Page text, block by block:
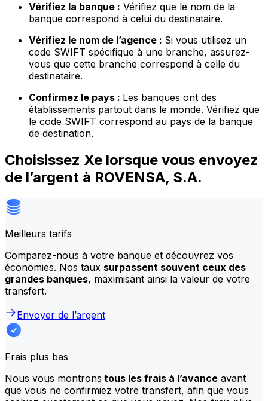
Vérifiez la banque : Vérifiez que le nom de la
banque correspond à celui du destinataire.
Vérifiez le nom de l’agence : Si vous utilisez un
code SWIFT spécifique à une branche, assurez-
vous que cette branche correspond à celle du
destinataire.
Confirmez le pays : Les banques ont des
établissements partout dans le monde. Vérifiez que
le code SWIFT correspond au pays de la banque
de destination.
Choisissez Xe lorsque vous envoyez
de l’argent à ROVENSA, S.A.
Meilleurs tarifs
Comparez-nous à votre banque et découvrez vos
économies. Nos taux surpassent souvent ceux des
grandes banques, maximisant ainsi la valeur de votre
transfert.
Envoyer de l’argent
Frais plus bas
Nous vous montrons tous les frais à l’avance avant
que vous ne confirmiez votre transfert, afin que vous